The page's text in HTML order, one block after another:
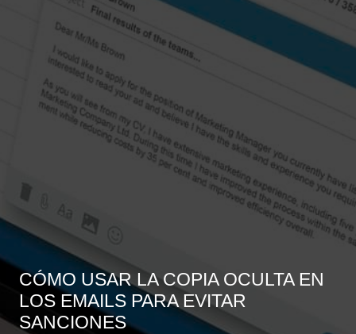
CÓMO USAR LA COPIA OCULTA EN
LOS EMAILS PARA EVITAR
SANCIONES